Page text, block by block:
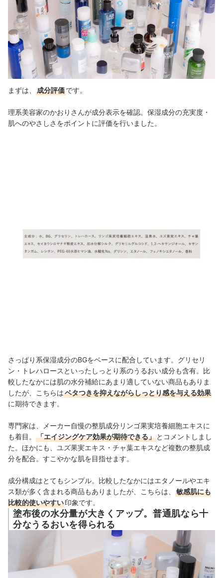
まずは、 成分評価です。
理系美容家のかおりさんが成分表示を確認。保湿成分の充実度・
肌へのやさしさをポイントに評価を行いました。
さっぱり系保湿成分のBGをベースに配合しています。グリセリ
ン・トレハロースといったしっとり系のうるおい成分も含有。比
較したなかには肌の水分補給にあまり適していない商品もありま
したが、こちらはベタつきを抑えながらしっとり感を与える効果
に期待できます。
専門家は、メーカー自慢の整肌成分リンゴ果実培養細胞エキスに
も着目。
「エイジングケア効果が期待できる」 とコメントしまし
た。ほかにも、ユズ果実エキス・チャ葉エキスなど複数の整肌成
分を配合。すこやかな肌を目指せます。
成分構成はとてもシンプル。比較したなかにはエタノールやエキ
ス類が多く含まれる商品もありましたが、こちらは、
敏感肌にも
比較的使いやすい印象です。
塗布後の水分量が大きくアップ。普通肌なら十
分なうるおいを得られる